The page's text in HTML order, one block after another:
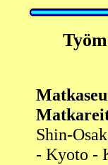
Shin-
- Kyoto -